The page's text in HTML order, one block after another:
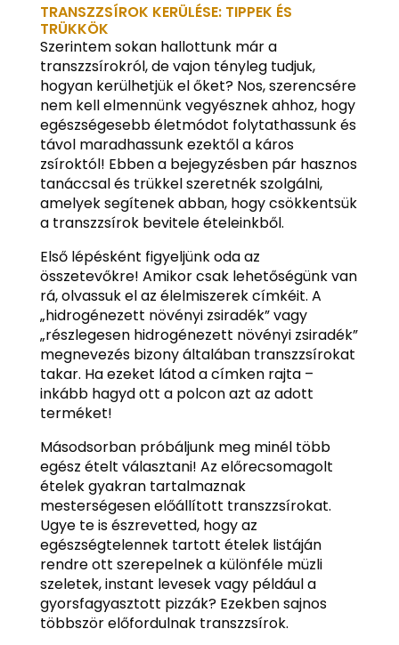
TRANSZZSÍROK KERÜLÉSE: TIPPEK ÉS
TRÜKKÖK
Szerintem sokan hallottunk már a
transzzsírokról, de vajon tényleg tudjuk,
hogyan kerülhetjük el őket? Nos, szerencsére
nem kell elmennünk vegyésznek ahhoz, hogy
egészségesebb életmódot folytathassunk és
távol maradhassunk ezektől a káros
zsíroktól! Ebben a bejegyzésben pár hasznos
tanáccsal és trükkel szeretnék szolgálni,
amelyek segítenek abban, hogy csökkentsük
a transzzsírok bevitele ételeinkből.
Első lépésként figyeljünk oda az
összetevőkre! Amikor csak lehetőségünk van
rá, olvassuk el az élelmiszerek címkéit. A
„hidrogénezett növényi zsiradék” vagy
„részlegesen hidrogénezett növényi zsiradék”
megnevezés bizony általában transzzsírokat
takar. Ha ezeket látod a címken rajta –
inkább hagyd ott a polcon azt az adott
terméket!
Másodsorban próbáljunk meg minél több
egész ételt választani! Az előrecsomagolt
ételek gyakran tartalmaznak
mesterségesen előállított transzzsírokat.
Ugye te is észrevetted, hogy az
egészségtelennek tartott ételek listáján
rendre ott szerepelnek a különféle müzli
szeletek, instant levesek vagy például a
gyorsfagyasztott pizzák? Ezekben sajnos
többször előfordulnak transzzsírok.